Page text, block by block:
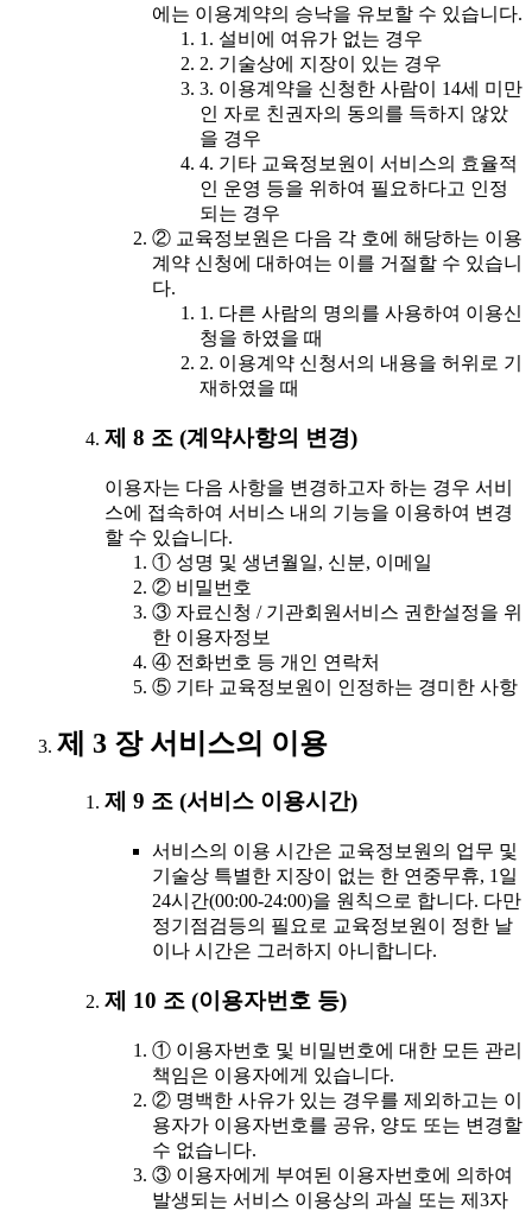
에는 이용계약의 승낙을 유보할 수 있습니다.
1. 설비에 여유가 없는 경우
2. 기술상에 지장이 있는 경우
3. 이용계약을 신청한 사람이 14세 미만
인 자로 친권자의 동의를 득하지 않았
을 경우
4. 기타 교육정보원이 서비스의 효율적
인 운영 등을 위하여 필요하다고 인정
되는 경우
② 교육정보원은 다음 각 호에 해당하는 이용
계약 신청에 대하여는 이를 거절할 수 있습니
다.
1. 다른 사람의 명의를 사용하여 이용신
청을 하였을 때
2. 이용계약 신청서의 내용을 허위로 기
재하였을 때
제 8 조 (계약사항의 변경)
이용자는 다음 사항을 변경하고자 하는 경우 서비
스에 접속하여 서비스 내의 기능을 이용하여 변경
할 수 있습니다.
① 성명 및 생년월일, 신분, 이메일
② 비밀번호
③ 자료신청 / 기관회원서비스 권한설정을 위
한 이용자정보
④ 전화번호 등 개인 연락처
⑤ 기타 교육정보원이 인정하는 경미한 사항
제 3 장 서비스의 이용
제 9 조 (서비스 이용시간)
서비스의 이용 시간은 교육정보원의 업무 및
기술상 특별한 지장이 없는 한 연중무휴, 1일
24시간(00:00-24:00)을 원칙으로 합니다. 다만
정기점검등의 필요로 교육정보원이 정한 날
이나 시간은 그러하지 아니합니다.
제 10 조 (이용자번호 등)
① 이용자번호 및 비밀번호에 대한 모든 관리
책임은 이용자에게 있습니다.
② 명백한 사유가 있는 경우를 제외하고는 이
용자가 이용자번호를 공유, 양도 또는 변경할
수 없습니다.
③ 이용자에게 부여된 이용자번호에 의하여
발생되는 서비스 이용상의 과실 또는 제3자